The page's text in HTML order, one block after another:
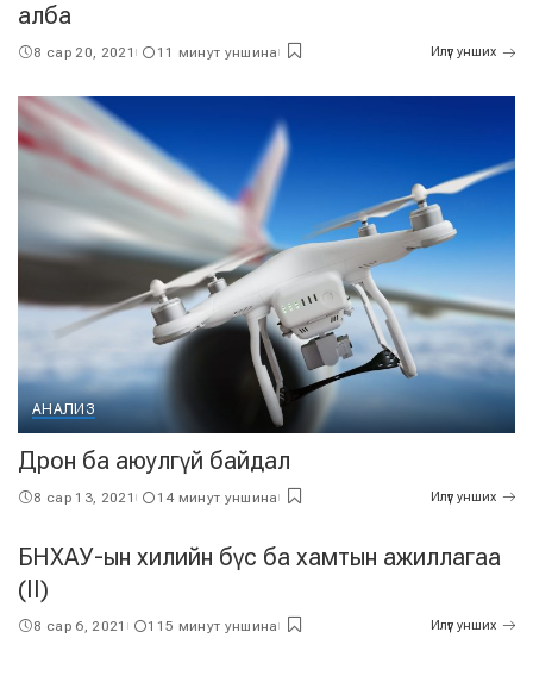
алба
8 сар 20, 2021 11 минут уншина Илүүг унших
АНАЛИЗ
Дрон ба аюулгүй байдал
8 сар 13, 2021 14 минут уншина Илүүг унших
БНХАУ-ын хилийн бүс ба хамтын ажиллагаа
(II)
8 сар 6, 2021 115 минут уншина Илүүг унших